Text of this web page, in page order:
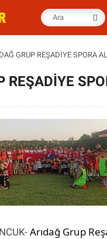
GRUP REŞADİYE SPORA
REŞADİYE
Arıdağ Grup